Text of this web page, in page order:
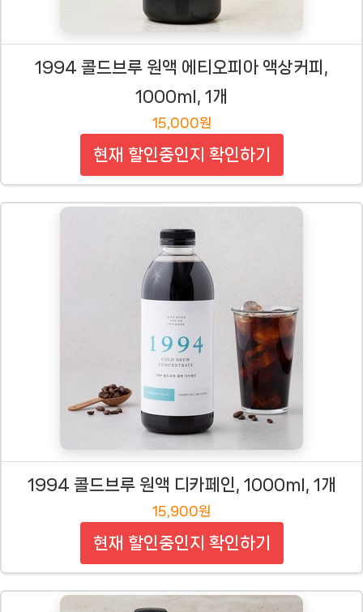
1994 콜드브루 원액 에티오피아 액상커피,
1000ml, 1개
15,000원
현재 할인중인지 확인하기
1994 콜드브루 원액 디카페인, 1000ml, 1개
15,900원
현재 할인중인지 확인하기